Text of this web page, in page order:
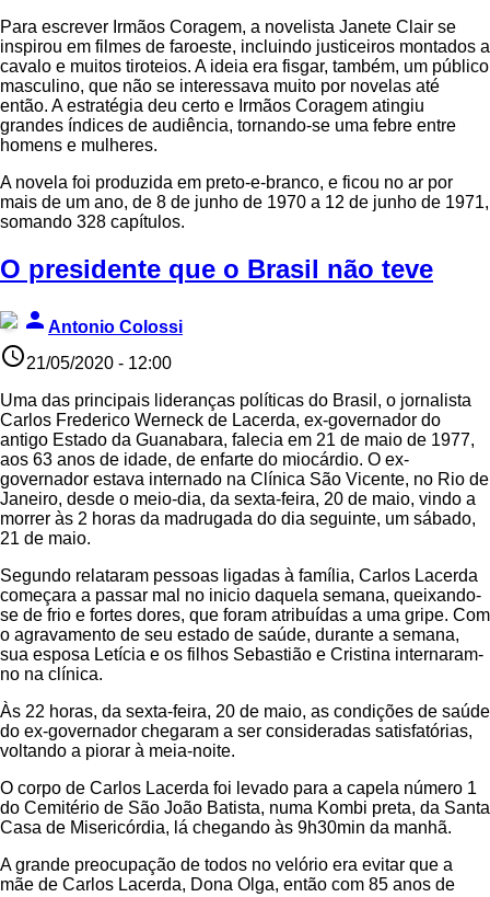
Para escrever Irmãos Coragem, a novelista Janete Clair se
inspirou em filmes de faroeste, incluindo justiceiros montados a
cavalo e muitos tiroteios. A ideia era fisgar, também, um público
masculino, que não se interessava muito por novelas até
então. A estratégia deu certo e Irmãos Coragem atingiu
grandes índices de audiência, tornando-se uma febre entre
homens e mulheres.
A novela foi produzida em preto-e-branco, e ficou no ar por
mais de um ano, de 8 de junho de 1970 a 12 de junho de 1971,
somando 328 capítulos.
O presidente que o Brasil não teve
person Antonio Colossi
access_time21/05/2020 - 12:00
Uma das principais lideranças políticas do Brasil, o jornalista
Carlos Frederico Werneck de Lacerda, ex-governador do
antigo Estado da Guanabara, falecia em 21 de maio de 1977,
aos 63 anos de idade, de enfarte do miocárdio. O ex-
governador estava internado na Clínica São Vicente, no Rio de
Janeiro, desde o meio-dia, da sexta-feira, 20 de maio, vindo a
morrer às 2 horas da madrugada do dia seguinte, um sábado,
21 de maio.
Segundo relataram pessoas ligadas à família, Carlos Lacerda
começara a passar mal no inicio daquela semana, queixando-
se de frio e fortes dores, que foram atribuídas a uma gripe. Com
o agravamento de seu estado de saúde, durante a semana,
sua esposa Letícia e os filhos Sebastião e Cristina internaram-
no na clínica.
Às 22 horas, da sexta-feira, 20 de maio, as condições de saúde
do ex-governador chegaram a ser consideradas satisfatórias,
voltando a piorar à meia-noite.
O corpo de Carlos Lacerda foi levado para a capela número 1
do Cemitério de São João Batista, numa Kombi preta, da Santa
Casa de Misericórdia, lá chegando às 9h30min da manhã.
A grande preocupação de todos no velório era evitar que a
mãe de Carlos Lacerda, Dona Olga, então com 85 anos de